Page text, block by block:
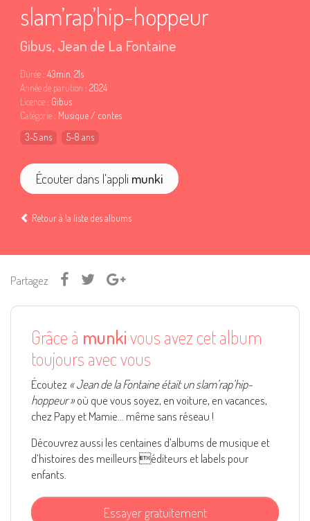
slam’rap’hip-hoppeur
Gibus, Jean de La Fontaine
Durée : 43min. 21s
Année de parution : 2024
Licence : Gibus
Catégorie : Musique / contes
3-5 ans
5-8 ans
Écouter dans l'appli munki
Retour à la liste des albums
Partagez
Grâce à munkivous avez cet album
toujours avec vous
Écoutez « Jean de la Fontaine était un slam’rap’hip-
hoppeur »où que vous soyez, en voiture, en vacances,
chez Papy et Mamie... même sans réseau !
Découvrez aussi les centaines d’albums de musique et
d’histoires des meilleurs éditeurs et labels pour
enfants.
Essayer gratuitement